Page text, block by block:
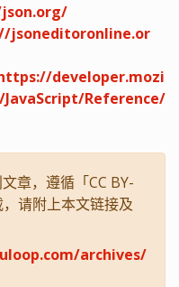
jsoneditoronline.or
developer.mozi
Reference/
章，遵循「CC BY-
请附上本文链接及
archives/